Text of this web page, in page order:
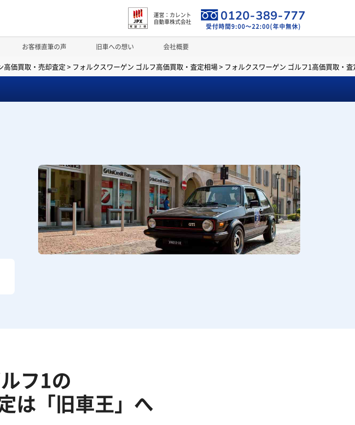
運営：カレント
自動車株式会社
0120-389-777
受付時間9:00～22:00(年中無休)
お客様直筆の声 旧車への想い 会社概要
高価買取・売却査定 > フォルクスワーゲン ゴルフ高価買取・査定相場> フォルクスワーゲン ゴルフ1高価買取・
フ1の
は「旧車王」へ